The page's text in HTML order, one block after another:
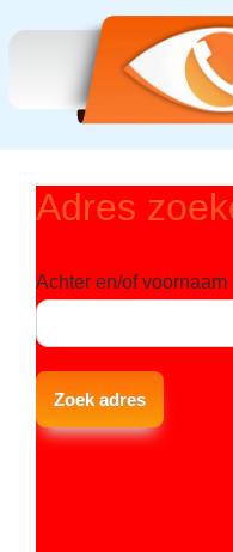
Adres
Achter en/of voornaam